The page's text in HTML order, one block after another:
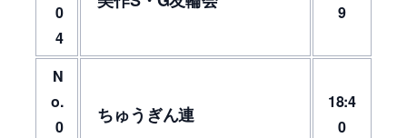
0
4
9
N
o.
0
ちゅうぎん連
18:4
0